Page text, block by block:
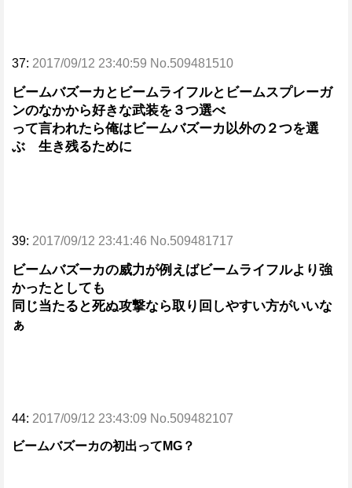
37: 2017/09/12 23:40:59 No.509481510
ビームバズーカとビームライフルとビームスプレーガ
ンのなかから好きな武装を３つ選べ
って言われたら俺はビームバズーカ以外の２つを選
ぶ 生き残るために
39: 2017/09/12 23:41:46 No.509481717
ビームバズーカの威力が例えばビームライフルより強
かったとしても
同じ当たると死ぬ攻撃なら取り回しやすい方がいいな
ぁ
44: 2017/09/12 23:43:09 No.509482107
ビームバズーカの初出ってMG？